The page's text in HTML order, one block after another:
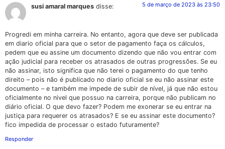
susi amaral marques disse: 5 de março de 2023 às 23:50
Progredi em minha carreira. No entanto, agora que deve ser publicada
em diario oficial para que o setor de pagamento faça os cálculos,
pedem que eu assine um documento dizendo que não vou entrar com
ação judicial para receber os atrasados de outras progressões. Se eu
não assinar, isto significa que não terei o pagamento do que tenho
direito – pois não é publicado no diario oficial se eu não assinar este
documento – e também me impede de subir de nível, já que não estou
oficialmente no nivel que possuo na carreira, porque não publicam no
diário oficial. O que devo fazer? Podem me exonerar se eu entrar na
justiça para requerer os atrasados? E se eu assinar este documento?
fico impedida de processar o estado futuramente?
Responder